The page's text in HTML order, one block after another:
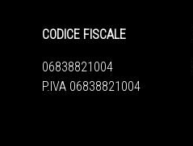
CODICE FISCALE
06838821004
P.IVA 06838821004